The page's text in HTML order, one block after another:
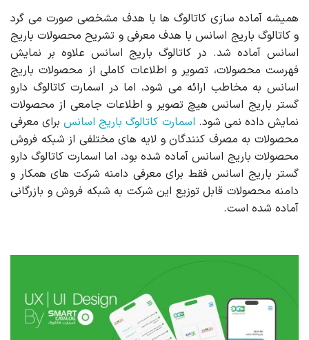
همیشه آماده سازی کاتالوگ ها با هدف مشخصی صورت می گرد
و کاتالوگ باریج اسانس با هدف معرفی و تشریح محصولات باریج
اسانس آماده شد. در کاتالوگ باریج اسانس علاوه بر نمایش
فهرست محصولات، تصویر و اطلاعات کاملی از محصولات باریج
اسانس به مخاطب ارائه می شود، اما در اسمارت کاتالوگ دارو
گستر باریج اسانس هیچ تصویر و اطلاعات جامعی از محصولات
نمایش داده نمی شود. اسمارت کاتالوگ باریج اسانسبرای معرفی
محصولات به مصرف کنندگان و لایه های مختلفی از شبکه فروش
محصولات باریج اسانس آماده شده بود، اما اسمارت کاتالوگ دارو
گستر باریج اسانس فقط برای معرفی دامنه شرکت های همکار و
دامنه محصولات قابل توزیع این شرکت به شبکه فروش و بازرگانی
آماده شده است.